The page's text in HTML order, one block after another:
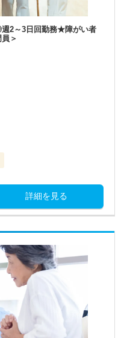
週2～3日回勤務★障がい者
＞
詳細を見る